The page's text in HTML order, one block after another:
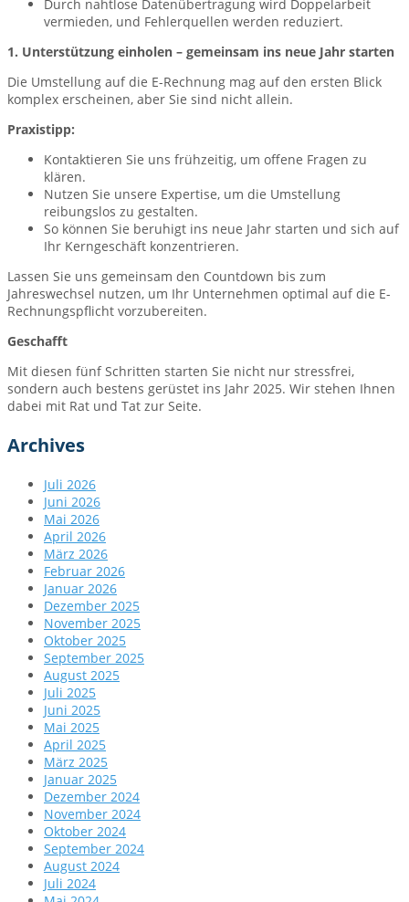
Durch nahtlose Datenübertragung wird Doppelarbeit
vermieden, und Fehlerquellen werden reduziert.
1. Unterstützung einholen – gemeinsam ins neue Jahr starten
Die Umstellung auf die E-Rechnung mag auf den ersten Blick
komplex erscheinen, aber Sie sind nicht allein.
Praxistipp:
Kontaktieren Sie uns frühzeitig, um offene Fragen zu
klären.
Nutzen Sie unsere Expertise, um die Umstellung
reibungslos zu gestalten.
So können Sie beruhigt ins neue Jahr starten und sich auf
Ihr Kerngeschäft konzentrieren.
Lassen Sie uns gemeinsam den Countdown bis zum
Jahreswechsel nutzen, um Ihr Unternehmen optimal auf die E-
Rechnungspflicht vorzubereiten.
Geschafft
Mit diesen fünf Schritten starten Sie nicht nur stressfrei,
sondern auch bestens gerüstet ins Jahr 2025. Wir stehen Ihnen
dabei mit Rat und Tat zur Seite.
Archives
Juli 2026
Juni 2026
Mai 2026
April 2026
März 2026
Februar 2026
Januar 2026
Dezember 2025
November 2025
Oktober 2025
September 2025
August 2025
Juli 2025
Juni 2025
Mai 2025
April 2025
März 2025
Januar 2025
Dezember 2024
November 2024
Oktober 2024
September 2024
August 2024
Juli 2024